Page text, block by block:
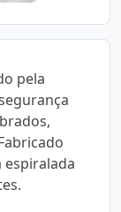
pela
espiralada